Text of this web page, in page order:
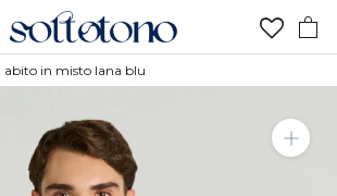
abito in misto lana blu
Desideri